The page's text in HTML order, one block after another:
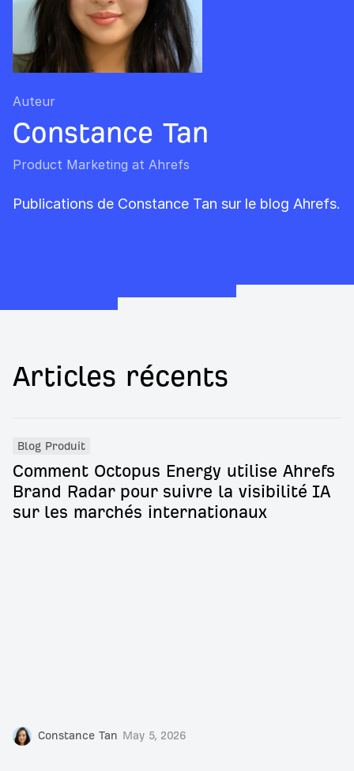
Auteur
Constance Tan
Product Marketing at Ahrefs
Publications de Constance Tan sur le blog Ahrefs.
Articles récents
Constance Tan May 5, 2026
Blog Produit
Comment Octopus Energy utilise Ahrefs
Brand Radar pour suivre la visibilité IA
sur les marchés internationaux